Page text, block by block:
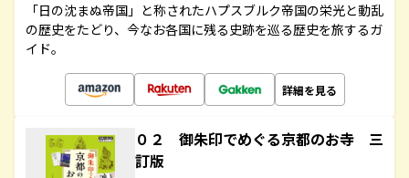
「日の沈まぬ帝国」と称されたハプスブルク帝国の栄光と動乱
の歴史をたどり、今なお各国に残る史跡を巡る歴史を旅するガ
イド。
詳細を見る
０２ 御朱印でめぐる京都のお寺 三
訂版